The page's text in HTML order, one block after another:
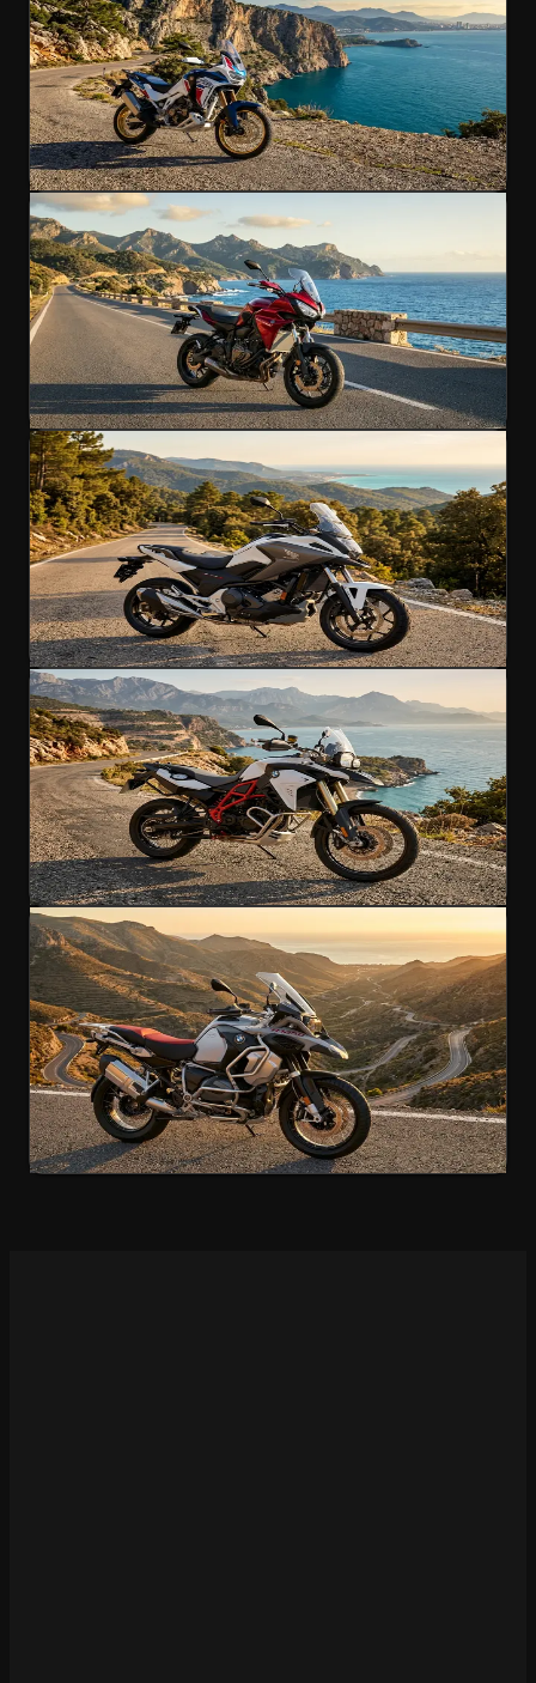
Legendäres Langstrecken-Adventure
1000ccA Führerschein195
km/h
€170/Tag
4.9(178)
Jetzt mieten
Enduro Beliebt
Yamaha Tracer 700
Sporttouring mit Adventure-DNA
700ccA Führerschein190 km/h
€180/Tag
4.9(241)
Jetzt mieten
Enduro Beliebt
Honda NC750X DCT
DCT-Abenteuer für jedes Terrain
750ccA Führerschein185 km/h
€180/Tag
4.9(203)
Jetzt mieten
Enduro
BMW F800 GS ADV
Deutsche Technik auf türkischen Straßen
800ccA Führerschein200 km/h
€200/Tag
4.9(156)
Jetzt mieten
Enduro
Beliebt
BMW R1250 GS ADV
Die Spitze des Adventure-Motorradbaus
1250ccA Führerschein230
km/h
€300/Tag
4.9(189)
Jetzt mieten